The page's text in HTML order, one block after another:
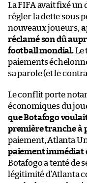
La FIFA avait fixé un
régler la dette sous
nouveaux joueurs,
réclamé son dû
football mondial.Le
paiements
sa parole (et le
Le conflit porte
économiques du
que Botafogo
première tranche à
paiement, Atlanta
paiement immédiat
Botafogo a tenté de
légitimité d’Atlanta